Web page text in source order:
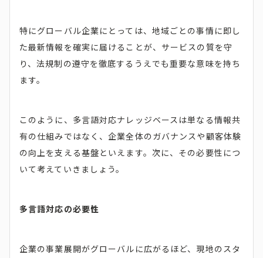
特にグローバル企業にとっては、地域ごとの事情に即し
た最新情報を確実に届けることが、サービスの質を守
り、法規制の遵守を徹底するうえでも重要な意味を持ち
ます。
このように、多言語対応ナレッジベースは単なる情報共
有の仕組みではなく、企業全体のガバナンスや顧客体験
の向上を支える基盤といえます。次に、その必要性につ
いて考えていきましょう。
多言語対応の必要性
企業の事業展開がグローバルに広がるほど、現地のスタ